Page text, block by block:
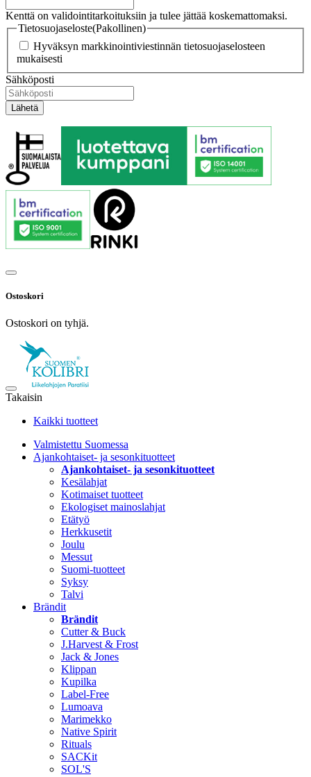
Kenttä on validointitarkoituksiin ja tulee jättää koskemattomaksi.
Tietosuojaseloste(Pakollinen)
Hyväksyn markkinointiviestinnän tietosuojaselosteen
mukaisesti
Sähköposti
Ostoskori
Ostoskori on tyhjä.
Takaisin
Kaikki tuotteet
Valmistettu Suomessa
Ajankohtaiset- ja sesonkituotteet
Ajankohtaiset- ja sesonkituotteet
Kesälahjat
Kotimaiset tuotteet
Ekologiset mainoslahjat
Etätyö
Herkkusetit
Joulu
Messut
Suomi-tuotteet
Syksy
Talvi
Brändit
Brändit
Cutter & Buck
J.Harvest & Frost
Jack & Jones
Klippan
Kupilka
Label-Free
Lumoava
Marimekko
Native Spirit
Rituals
SACKit
SOL'S